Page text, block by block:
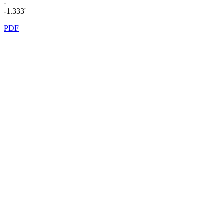
-1.333'
PDF